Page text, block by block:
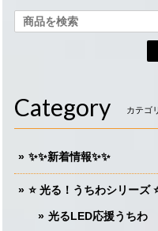
Category カテゴ
✨✨新着情報✨✨
⭐️ 光る！うちわシリーズ
光るLED応援うちわ